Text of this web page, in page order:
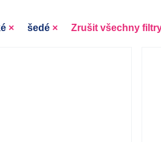
× šedé × Zrušit všechny